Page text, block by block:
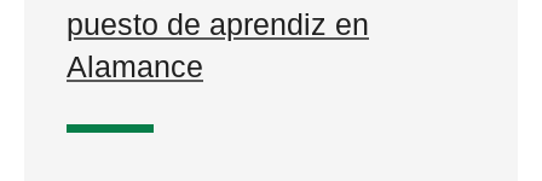
puesto de aprendiz en
Alamance